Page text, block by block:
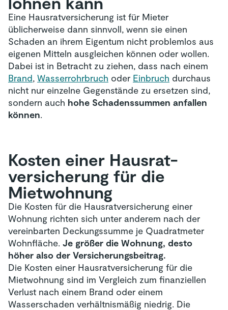
Eine Hausratversicherung ist für Mieter
üblicherweise dann sinnvoll, wenn sie einen
Schaden an ihrem Eigentum nicht problemlos aus
eigenen Mitteln ausgleichen können oder wollen.
Dabei ist in Betracht zu ziehen, dass nach einem
Brand, Wasserrohrbruch oder Einbruch durchaus
nicht nur einzelne Gegenstände zu ersetzen sind,
sondern auch hohe Schadenssummen anfallen
können.
Kosten einer Hausrat­
versicherung für die
Mietwohnung
Die Kosten für die Hausratversicherung einer
Wohnung richten sich unter anderem nach der
vereinbarten Deckungssumme je Quadratmeter
Wohnfläche. Je größer die Wohnung, desto
höher also der Versicherungsbeitrag.
Die Kosten einer Hausratversicherung für die
Mietwohnung sind im Vergleich zum finanziellen
Verlust nach einem Brand oder einem
Wasserschaden verhältnismäßig niedrig. Die
So haben wir verglichen:
Adresse: Alte Mainbrücke 2, 97070 Würzburg
Wohnfläche: 50 Quadratmeter
Haustyp: ständig bewohnte Wohnung
im Mehrfamilienhaus (erstes Obergeschoss)
Alter des Versicherungsnehmers: über 36 Jahre
Berufliche Tätigkeit: im öffentlichen Dienst
Versicherungssumme: gemäß Vorschlag
Selbstbeteiligung: keine
Laufzeit: 1 Jahr
Beitragszahlung: jährlich
Verzicht auf Einrede der groben Fahrlässigkeit